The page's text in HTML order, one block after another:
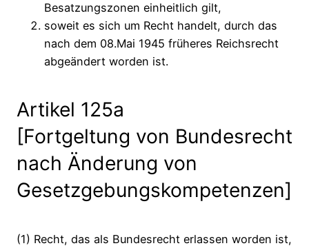
Besatzungszonen einheitlich gilt,
soweit es sich um Recht handelt, durch das
nach dem 08.Mai 1945 früheres Reichsrecht
abgeändert worden ist.
Artikel 125a
[Fortgeltung von Bundesrecht
nach Änderung von
Gesetzgebungskompetenzen]
(1) Recht, das als Bundesrecht erlassen worden ist,